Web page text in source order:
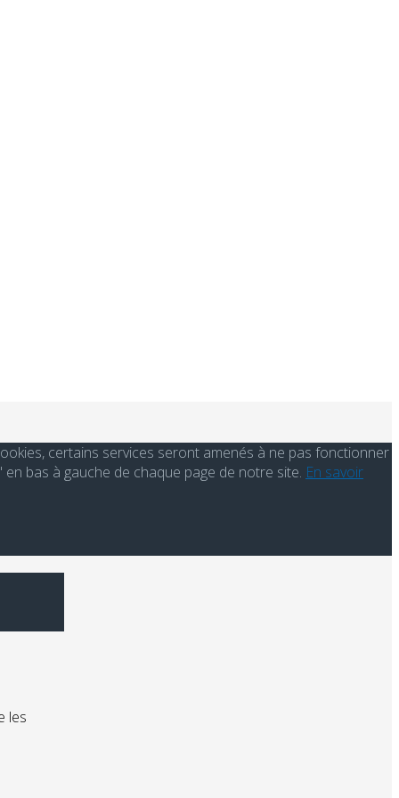
certains services seront amenés à ne pas fonctionner
bas à gauche de chaque page de notre site. En savoir
les